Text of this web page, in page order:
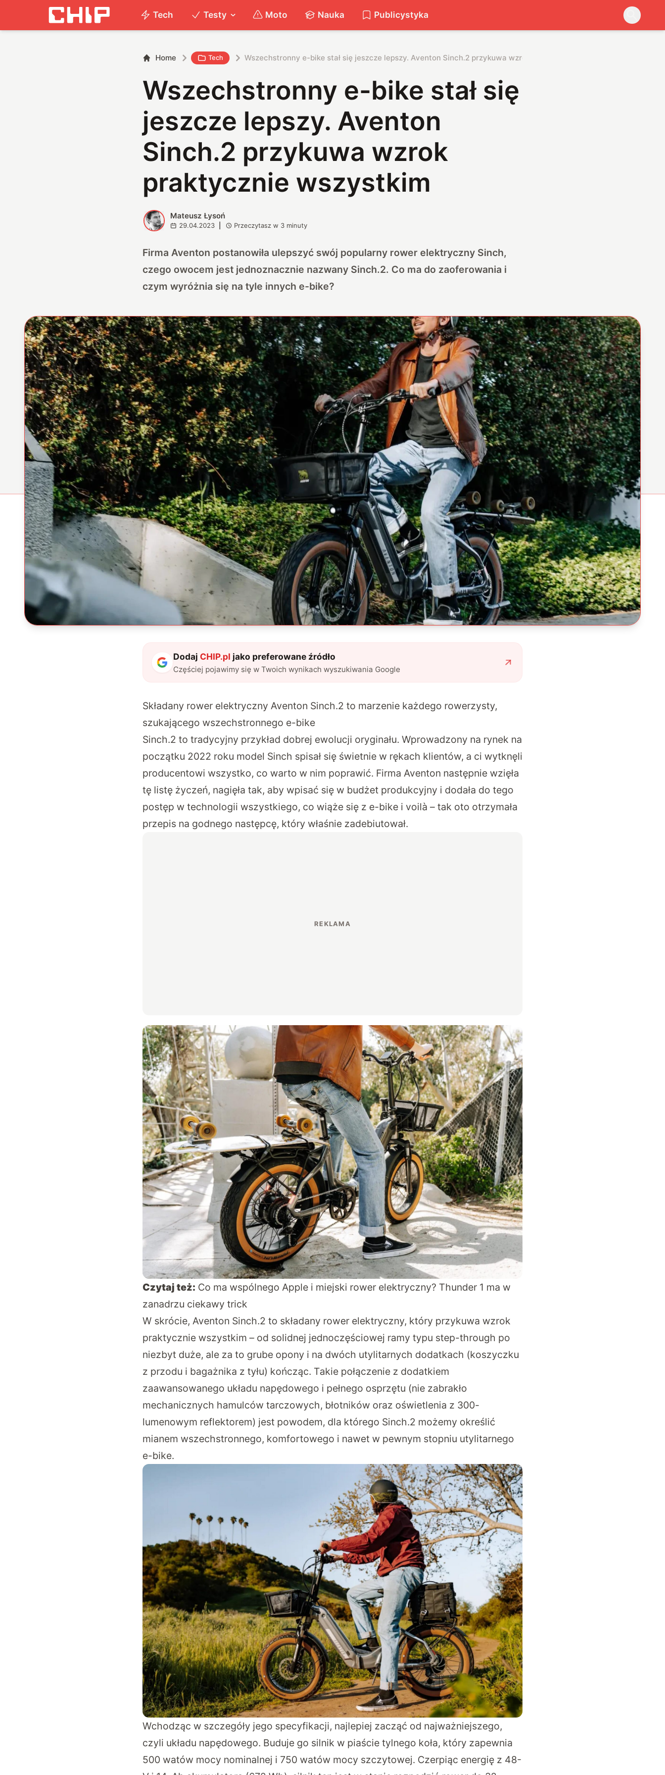
Tech Testy Moto Nauka Publicystyka
Home Tech Wszechstronny e-bike stał się jeszcze lepszy. Aventon Sinch.2 przykuwa wzrok praktycznie wszystkim
Wszechstronny e-bike stał się
jeszcze lepszy. Aventon
Sinch.2 przykuwa wzrok
praktycznie wszystkim
M Mateusz Łysoń
29.04.2023 Przeczytasz w 3 minuty
Firma Aventon postanowiła ulepszyć swój popularny rower elektryczny Sinch,
czego owocem jest jednoznacznie nazwany Sinch.2. Co ma do zaoferowania i
czym wyróżnia się na tyle innych e-bike?
Dodaj CHIP.pl jako preferowane źródło
Częściej pojawimy się w Twoich wynikach wyszukiwania Google
Składany rower elektryczny Aventon Sinch.2 to marzenie każdego rowerzysty,
szukającego wszechstronnego e-bike
Sinch.2 to tradycyjny przykład dobrej ewolucji oryginału. Wprowadzony na rynek na
początku 2022 roku model Sinch spisał się świetnie w rękach klientów, a ci wytknęli
producentowi wszystko, co warto w nim poprawić. Firma Aventon następnie wzięła
tę listę życzeń, nagięła tak, aby wpisać się w budżet produkcyjny i dodała do tego
postęp w technologii wszystkiego, co wiąże się z e-bike i voilà – tak oto otrzymała
przepis na godnego następcę, który właśnie zadebiutował.
Czytaj też: Co ma wspólnego Apple i miejski rower elektryczny? Thunder 1 ma w
zanadrzu ciekawy trick
W skrócie, Aventon Sinch.2 to składany rower elektryczny, który przykuwa wzrok
praktycznie wszystkim – od solidnej jednoczęściowej ramy typu step-through po
niezbyt duże, ale za to grube opony i na dwóch utylitarnych dodatkach (koszyczku
z przodu i bagażnika z tyłu) kończąc. Takie połączenie z dodatkiem
zaawansowanego układu napędowego i pełnego osprzętu (nie zabrakło
mechanicznych hamulców tarczowych, błotników oraz oświetlenia z 300-
lumenowym reflektorem) jest powodem, dla którego Sinch.2 możemy określić
mianem wszechstronnego, komfortowego i nawet w pewnym stopniu utylitarnego
e-bike.
Wchodząc w szczegóły jego specyfikacji, najlepiej zacząć od najważniejszego,
czyli układu napędowego. Buduje go silnik w piaście tylnego koła, który zapewnia
500 watów mocy nominalnej i 750 watów mocy szczytowej. Czerpiąc energię z 48-